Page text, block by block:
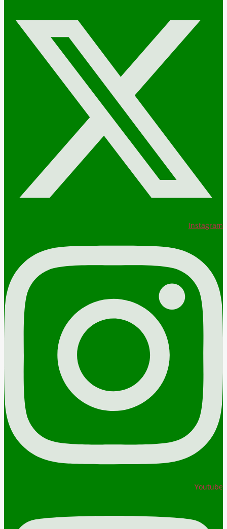
Instagram
Youtube